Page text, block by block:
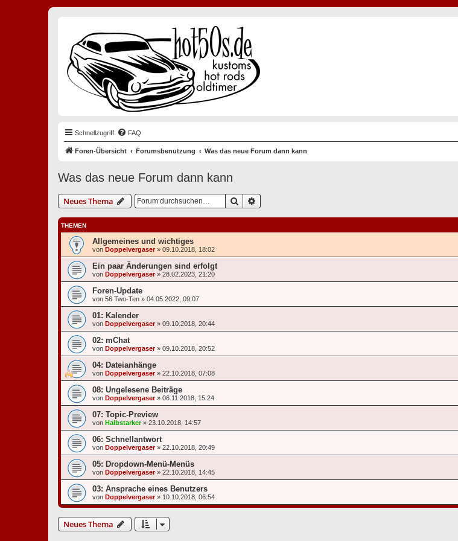
Schnellzugriff FAQ
Foren-Übersicht Forumsbenutzung Was das neue Forum dann kann
Was das neue Forum dann kann
Neues Thema Suche
THEMEN
Allgemeines und wichtiges
von Doppelvergaser » 09.10.2018, 18:02
Ein paar Änderungen sind erfolgt
von Doppelvergaser» 28.02.2023, 21:20
Foren-Update
von 56 Two-Ten » 04.05.2022, 09:07
01: Kalender
von Doppelvergaser» 09.10.2018, 20:44
02: mChat
von Doppelvergaser» 09.10.2018, 20:52
04: Dateianhänge
von Doppelvergaser» 22.10.2018, 07:08
08: Ungelesene Beiträge
von Doppelvergaser» 06.11.2018, 15:24
07: Topic-Preview
von Halbstarker» 23.10.2018, 14:57
06: Schnellantwort
von Doppelvergaser» 22.10.2018, 20:49
05: Dropdown-Menü-Menüs
von Doppelvergaser» 22.10.2018, 14:45
03: Ansprache eines Benutzers
von Doppelvergaser» 10.10.2018, 06:54
Neues Thema